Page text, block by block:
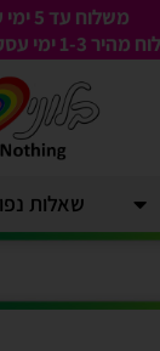
משלוח עד 5 ימי עסקים לרוב חלקי הארץ!
מהיר 1-3
ימי
שאלות